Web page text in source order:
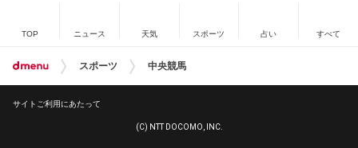
TOP ニュース 天気 スポーツ 占い すべて
スポーツ 中央競馬
サイトご利用にあたって
(C) NTT DOCOMO, INC.